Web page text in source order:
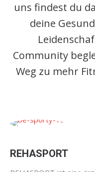
uns findest du
deine
Community
Weg zu mehr
REHASPORT